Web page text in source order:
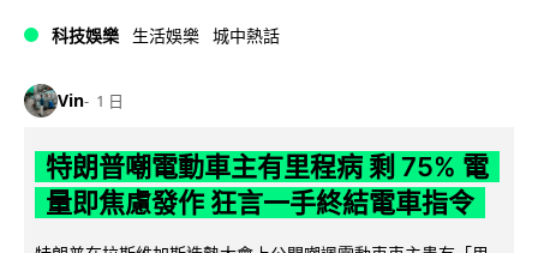
科技娛樂 生活娛樂 城中熱話
Vin 1 日
特朗普嘲電動車主有里程病 剩 75% 電
量即焦慮發作 狂言一手終結電車指令